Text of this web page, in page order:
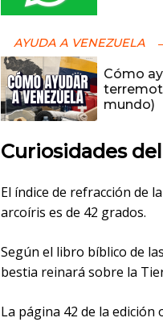
AYUDA A VENEZUELA
Cómo
mundo)
Curiosidades
El índice de refracción de
arcoíris es de 42 grados.
Según el libro bíblico de
bestia reinará sobre la
La página 42 de la